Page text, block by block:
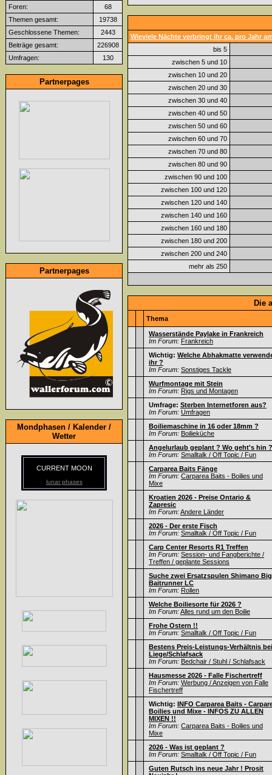
Foren:
68
Themen gesamt:
19738
Geschlossene Themen:
2443
Beiträge gesamt:
226908
Umfragen:
130
Partnerpages
Partnerpages
Mondphasen / Kalender /
Wetter
CURRENT MOON
lunar phases
Wieviele Nächte verbringt ihr ca. pro Jahr
bis 5
zwischen 5 und 10
zwischen 10 und 20
zwischen 20 und 30
zwischen 30 und 40
zwischen 40 und 50
zwischen 50 und 60
zwischen 60 und 70
zwischen 70 und 80
zwischen 80 und 90
zwischen 90 und 100
zwischen 100 und 120
zwischen 120 und 140
zwischen 140 und 160
zwischen 160 und 180
zwischen 180 und 200
zwischen 200 und 240
mehr als 250
Die
Thema
Wasserstände Paylake in Frankreich
Im Forum: Frankreich
Wichtig: Welche Abhakmatte
ihr ?
Im Forum: Sonstiges Tackle
Wurfmontage mit Stein
Im Forum: Rigs und Montagen
Umfrage: Sterben Internetforen aus?
Im Forum: Umfragen
Boiliemaschine in 16 oder 18mm ?
Im Forum: Boilieküche
Angelurlaub geplant ? Wo geht's hin ?
Im Forum: Smalltalk / Off Topic / Fun
Carparea Baits Fänge
Im Forum: Carparea Baits - Boilies und
Mixe
Kroatien 2026 - Preise Ontario &
Zapresic
Im Forum:Andere Länder
2026 - Der erste Fisch
Im Forum: Smalltalk / Off Topic / Fun
Carp Center Resorts R1 Treffen
Im Forum: Session- und Fangberichte /
Treffen / geplante Sessions
Suche zwei Ersatzspulen Shimano Big
Baitrunner LC
Im Forum: Rollen
Welche Boiliesorte für 2026 ?
Im Forum:Alles rund um den Boilie
Frohe Ostern !!
Im Forum: Smalltalk / Off Topic / Fun
Bestens Preis-Leistungs-Verhältnis bei
Liege/Schlafsack
Im Forum: Bedchair / Stuhl / Schlafsack
Hausmesse 2026 - Falle Fischertreff
Im Forum: Werbung / Anzeigen von Falle
Fischertreff
Wichtig: INFO Carparea Baits -
Boilies und Mixe - INFOS ZU ALLEN
MIXEN !!
Im Forum: Carparea Baits - Boilies und
Mixe
2026 - Was ist geplant ?
Im Forum: Smalltalk / Off Topic / Fun
Guten Rutsch ins neue Jahr ! Prosit